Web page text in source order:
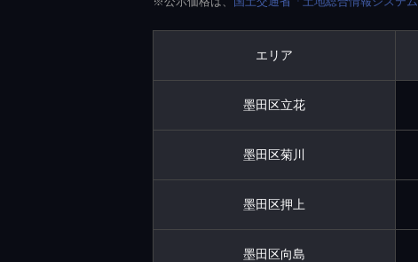
エリア
墨田区立花
墨田区菊川
墨田区押上
墨田区向島